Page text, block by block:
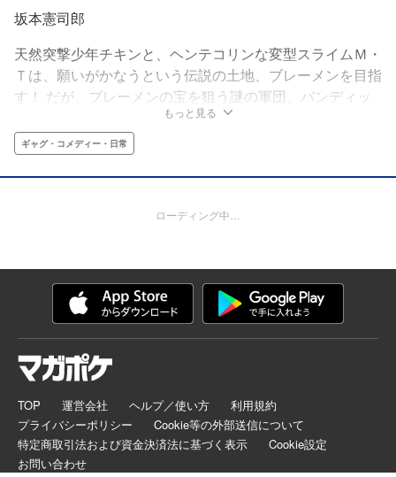
坂本憲司郎
天然突撃少年チキンと、ヘンテコリンな変型スライムＭ・
Ｔは、願いがかなうという伝説の土地、ブレーメンを目指
す！ だが、ブレーメンの宝を狙う謎の軍団、バンディッ
ツがチキンたちの前に立ちはだかって……！？ チキンと
仲間たちのと大冒険が始まった！
もっと見る
ギャグ・コメディー・日常
ローディング中…
TOP 運営会社 ヘルプ／使い方
利用規約
プライバシーポリシー
Cookie等の外部送信について
特定商取引法および資金決済法に基づく表示
Cookie設定
お問い合わせ